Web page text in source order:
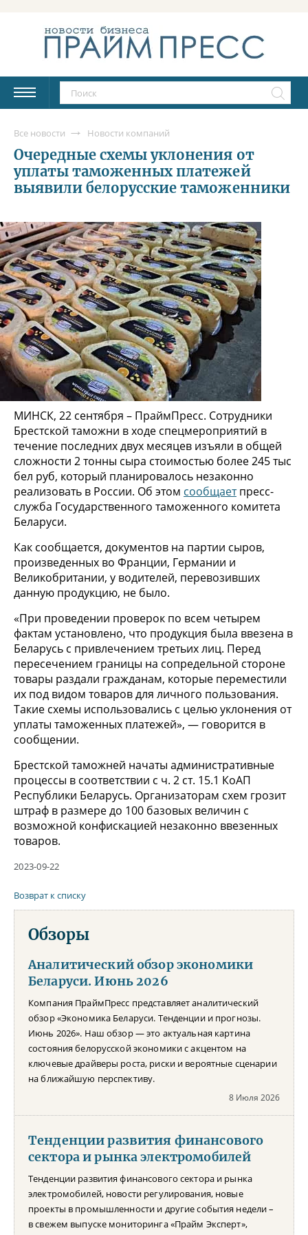
Все новости Новости компаний
Очередные схемы уклонения от
уплаты таможенных платежей
выявили белорусские таможенники
МИНСК, 22 сентября – ПраймПресс. Сотрудники
Брестской таможни в ходе спецмероприятий в
течение последних двух месяцев изъяли в общей
сложности 2 тонны сыра стоимостью более 245 тыс
бел руб, который планировалось незаконно
реализовать в России. Об этом сообщаетпресс-
служба Государственного таможенного комитета
Беларуси.
Как сообщается, документов на партии сыров,
произведенных во Франции, Германии и
Великобритании, у водителей, перевозивших
данную продукцию, не было.
«При проведении проверок по всем четырем
фактам установлено, что продукция была ввезена в
Беларусь с привлечением третьих лиц. Перед
пересечением границы на сопредельной стороне
товары раздали гражданам, которые переместили
их под видом товаров для личного пользования.
Такие схемы использовались с целью уклонения от
уплаты таможенных платежей», — говорится в
сообщении.
Брестской таможней начаты административные
процессы в соответствии с ч. 2 ст. 15.1 КоАП
Республики Беларусь. Организаторам схем грозит
штраф в размере до 100 базовых величин с
возможной конфискацией незаконно ввезенных
товаров.
2023-09-22
Возврат к списку
Обзоры
Аналитический обзор экономики
Беларуси. Июнь 2026
Компания ПраймПресс представляет аналитический
обзор «Экономика Беларуси. Тенденции и прогнозы.
Июнь 2026». Наш обзор — это актуальная картина
состояния белорусской экономики с акцентом на
ключевые драйверы роста, риски и вероятные сценарии
на ближайшую перспективу.
8 Июля 2026
Тенденции развития финансового
сектора и рынка электромобилей
Тенденции развития финансового сектора и рынка
электромобилей, новости регулирования, новые
проекты в промышленности и другие события недели –
в свежем выпуске мониторинга «Прайм Эксперт»,